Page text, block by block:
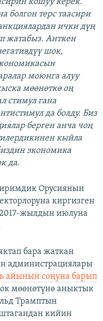
кошуу керек.
болгон терс таасири
ички дүң
жатабыз. Анткен
шок,
моюнга алуу
мөөнөткө оң
стимул гана
да болду. Биз
берген анча чоң
кыйла
экономика
да.
Орусиянын
киргизген
жылдын июлуна
бара жаткан
администрациялары
айынын соңуна барып
мөөнөтүнө аныктык
Трамптын
кийин